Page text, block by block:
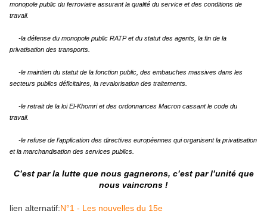
monopole public du ferroviaire assurant la qualité du service et des conditions de
travail.
-la défense du monopole public RATP et du statut des agents, la fin de la
privatisation des transports.
-le maintien du statut de la fonction public, des embauches massives dans les
secteurs publics déficitaires, la revalorisation des traitements.
-le retrait de la loi El-Khomri et des ordonnances Macron cassant le code du
travail.
-le refuse de l’application des directives européennes qui organisent la privatisation
et la marchandisation des services publics.
C’est par la lutte que nous gagnerons, c’est par l’unité que
nous vaincrons !
lien alternatif:N°1 - Les nouvelles du 15e